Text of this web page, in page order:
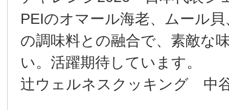
PEIのオマール海老、ムール
の調味料との融合で、素敵な
い。活躍期待しています。
辻ウェルネスクッキング 中